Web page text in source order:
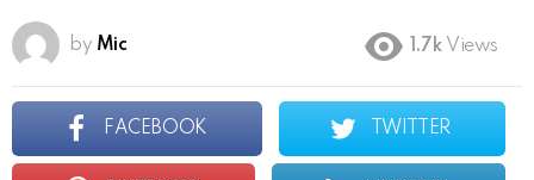
by Mic 1.7k Views
FACEBOOK TWITTER